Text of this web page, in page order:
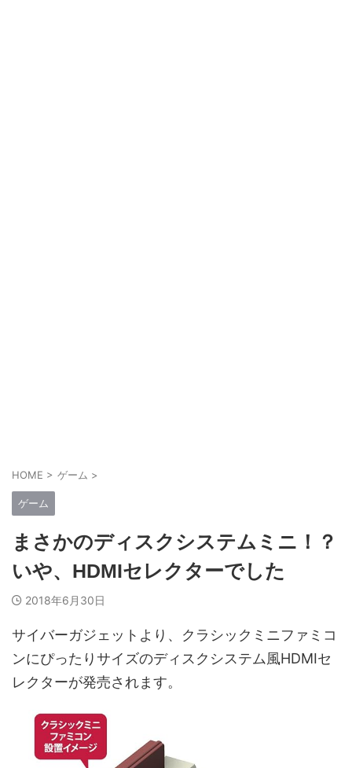
HOME > ゲーム >
ゲーム
まさかのディスクシステムミニ！？
いや、HDMIセレクターでした
2018年6月30日
サイバーガジェットより、クラシックミニファミコ
ンにぴったりサイズのディスクシステム風HDMIセ
レクターが発売されます。